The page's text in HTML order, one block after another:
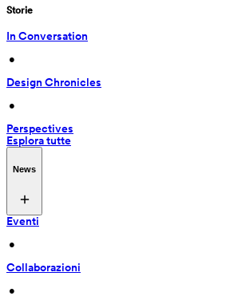
Storie
In Conversation
•
Design Chronicles
•
Perspectives
Esplora tutte
News
Eventi
•
Collaborazioni
•